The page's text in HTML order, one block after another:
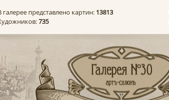
галерее представлено картин: 13813
735